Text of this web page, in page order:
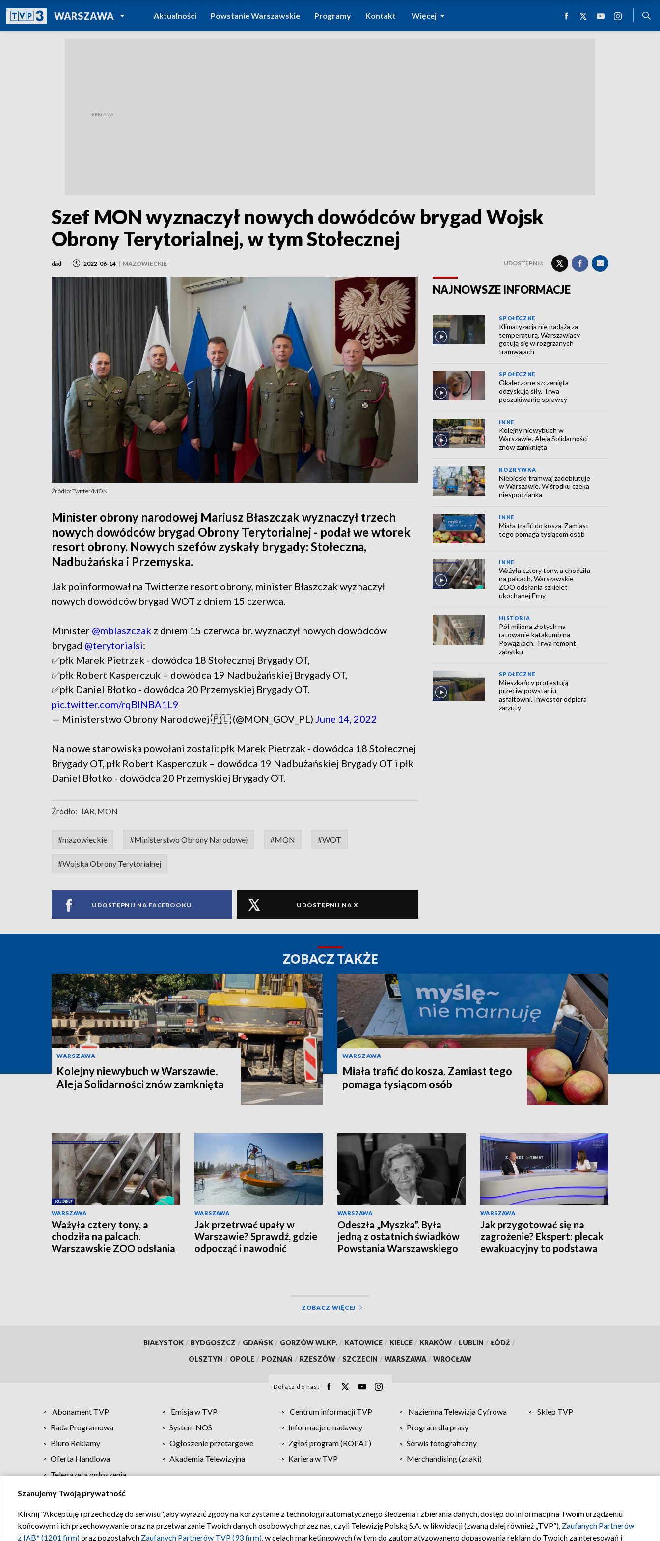
WARSZAWAPOWRÓT DO
TVP REGIONY
Aktualności Powstanie Warszawskie Programy Kontakt Więcej
Szef MON wyznaczył nowych dowódców brygad Wojsk
Obrony Terytorialnej, w tym Stołecznej
dad 2022-06-14 | MAZOWIECKIE UDOSTĘPNIJ:
Źródło: Twitter/MON
Minister obrony narodowej Mariusz Błaszczak wyznaczył trzech
nowych dowódców brygad Obrony Terytorialnej - podał we wtorek
resort obrony. Nowych szefów zyskały brygady: Stołeczna,
Nadbużańska i Przemyska.
Jak poinformował na Twitterze resort obrony, minister Błaszczak wyznaczył
nowych dowódców brygad WOT z dniem 15 czerwca.
Minister @mblaszczak z dniem 15 czerwca br. wyznaczył nowych dowódców
brygad @terytorialsi:
✅płk Marek Pietrzak - dowódca 18 Stołecznej Brygady OT,
✅płk Robert Kasperczuk – dowódca 19 Nadbużańskiej Brygady OT,
✅płk Daniel Błotko - dowódca 20 Przemyskiej Brygady OT.
pic.twitter.com/rqBlNBA1L9
— Ministerstwo Obrony Narodowej 🇵🇱 (@MON_GOV_PL) June 14, 2022
Na nowe stanowiska powołani zostali: płk Marek Pietrzak - dowódca 18 Stołecznej
Brygady OT, płk Robert Kasperczuk – dowódca 19 Nadbużańskiej Brygady OT i płk
Daniel Błotko - dowódca 20 Przemyskiej Brygady OT.
Źródło: IAR, MON
#mazowieckie #Ministerstwo Obrony Narodowej #MON #WOT
#Wojska Obrony Terytorialnej
UDOSTĘPNIJ NA FACEBOOKU UDOSTĘPNIJ NA X
NAJNOWSZE INFORMACJE
SPOŁECZNE
Klimatyzacja nie nadąża za
temperaturą. Warszawiacy
gotują się w rozgrzanych
tramwajach
SPOŁECZNE
Okaleczone szczenięta
odzyskują siły. Trwa
poszukiwanie sprawcy
INNE
Kolejny niewybuch w
Warszawie. Aleja Solidarności
znów zamknięta
ROZRYWKA
Niebieski tramwaj zadebiutuje
w Warszawie. W środku czeka
niespodzianka
INNE
Miała trafić do kosza. Zamiast
tego pomaga tysiącom osób
INNE
Ważyła cztery tony, a chodziła
na palcach. Warszawskie
ZOO odsłania szkielet
ukochanej Erny
HISTORIA
Pół miliona złotych na
ratowanie katakumb na
Powązkach. Trwa remont
zabytku
SPOŁECZNE
Mieszkańcy protestują
przeciw powstaniu
asfaltowni. Inwestor odpiera
zarzuty
ZOBACZ TAKŻE
WARSZAWA
Kolejny niewybuch w Warszawie.
Aleja Solidarności znów zamknięta
WARSZAWA
Miała trafić do kosza. Zamiast tego
pomaga tysiącom osób
WARSZAWA
Ważyła cztery tony, a
chodziła na palcach.
Warszawskie ZOO odsłania
WARSZAWA
Jak przetrwać upały w
Warszawie? Sprawdź, gdzie
odpocząć i nawodnić
WARSZAWA
Odeszła „Myszka”. Była
jedną z ostatnich świadków
Powstania Warszawskiego
WARSZAWA
Jak przygotować się na
zagrożenie? Ekspert: plecak
ewakuacyjny to podstawa
ZOBACZ WIĘCEJ
BIAŁYSTOK / BYDGOSZCZ / GDAŃSK / GORZÓW WLKP. / KATOWICE / KIELCE / KRAKÓW / LUBLIN / ŁÓDŹ /
OLSZTYN / OPOLE / POZNAŃ / RZESZÓW / SZCZECIN / WARSZAWA / WROCŁAW
Dołącz do nas:
Abonament TVP Emisja w TVP Centrum informacji TVP Naziemna Telewizja Cyfrowa
Sklep TVP
Rada Programowa
System NOS Informacje o nadawcy
Program dla prasy
Biuro Reklamy
Ogłoszenie przetargowe Zgłoś program (ROPAT)
Serwis fotograficzny
Oferta Handlowa
Akademia Telewizyjna Kariera w TVP
Merchandising (znaki)
Telegazeta ogłoszenia
Regulamin TVP Polityka prywatności Moje zgody Pomoc Biuro reklamy Kontakt
Szanujemy Twoją prywatność
Kliknij "Akceptuję i przechodzę do serwisu", aby wyrazić zgody na korzystanie z technologii automatycznego śledzenia i zbierania danych, dostęp do informacji na Twoim urządzeniu
końcowym i ich przechowywanie oraz na przetwarzanie Twoich danych osobowych przez nas, czyli Telewizję Polską S.A. w likwidacji (zwaną dalej również „TVP”), Zaufanych Partnerów
z IAB* (1201 firm)oraz pozostałych Zaufanych Partnerów TVP (93 firm), w celach marketingowych (w tym do zautomatyzowanego dopasowania reklam do Twoich zainteresowań i